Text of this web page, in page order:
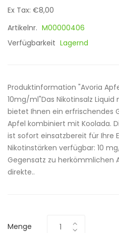
Ex Tax: €8,00
Artikelnr. M00000406
Verfügbarkeit Lagernd
Produktinformation "Avoria
10mg/ml"Das Nikotinsalz
bietet Ihnen ein erfrischendes
Apfel kombiniert mit Koolada.
ist sofort einsatzbereit für Ihre
Nikotinstärken verfügbar: 10
Gegensatz zu herkömmlichen
direkte..
Menge